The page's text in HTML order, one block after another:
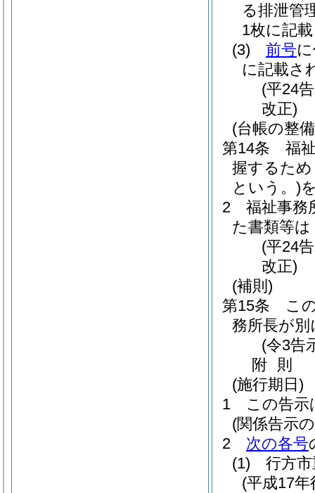
る排泄管
1枚に記
(3)
前号
に記載さ
(平24
改正)
(台帳の整
第14条
福
握するた
という。)
2
福祉事務
た書類等
(平24
改正)
(補則)
第15条
こ
務所長が
(令3告
附 則
(施行期日)
1
この告示
(関係告示
2
次の各号
(1)
行方
(平成17